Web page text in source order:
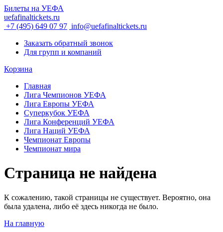
Билеты на УЕФА
uefafinaltickets.ru
+7 (495) 649 07 97 info@uefafinaltickets.ru
Заказать обратный звонок
Для групп и компаний
Корзина
Главная
Лига Чемпионов УЕФА
Лига Европы УЕФА
Суперкубок УЕФА
Лига Конференций УЕФА
Лига Наций УЕФА
Чемпионат Европы
Чемпионат мира
Страница не найдена
К сожалению, такой страницы не существует. Вероятно, она
была удалена, либо её здесь никогда не было.
На главную